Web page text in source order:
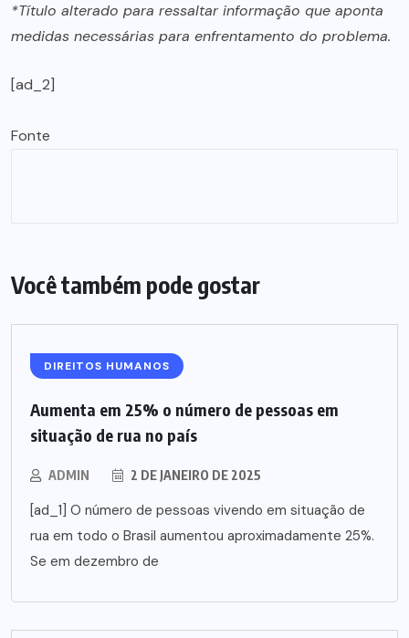
*Título alterado para ressaltar informação que aponta
medidas necessárias para enfrentamento do problema.
[ad_2]
Fonte
Você também pode gostar
DIREITOS HUMANOS
Aumenta em 25% o número de pessoas em
situação de rua no país
ADMIN 2 DE JANEIRO DE 2025
[ad_1] O número de pessoas vivendo em situação de
rua em todo o Brasil aumentou aproximadamente 25%.
Se em dezembro de